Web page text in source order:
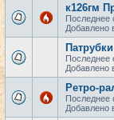
к126гм
Последнее
Добавлено
Последнее
Добавлено
Ретро-
Последнее
Добавлено